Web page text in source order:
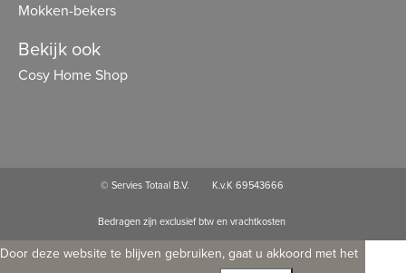
Mokken-bekers
Bekijk ook
Cosy Home Shop
© Servies Totaal B.V. K.v.K 69543666
Bedragen zijn exclusief btw en vrachtkosten
Door deze website te blijven gebruiken, gaat u akkoord met het